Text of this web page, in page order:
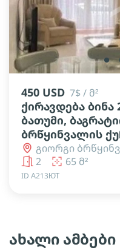
lens
450 USD 7$ / მ²
ქირავდება
ბათუმი,
ბრწყინვალის
გიორგი
2
65 მ²
ID А213ЮТ
ახალი ამბები